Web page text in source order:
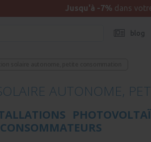
Jusqu'à -7%dans
blog
AUTONOME,